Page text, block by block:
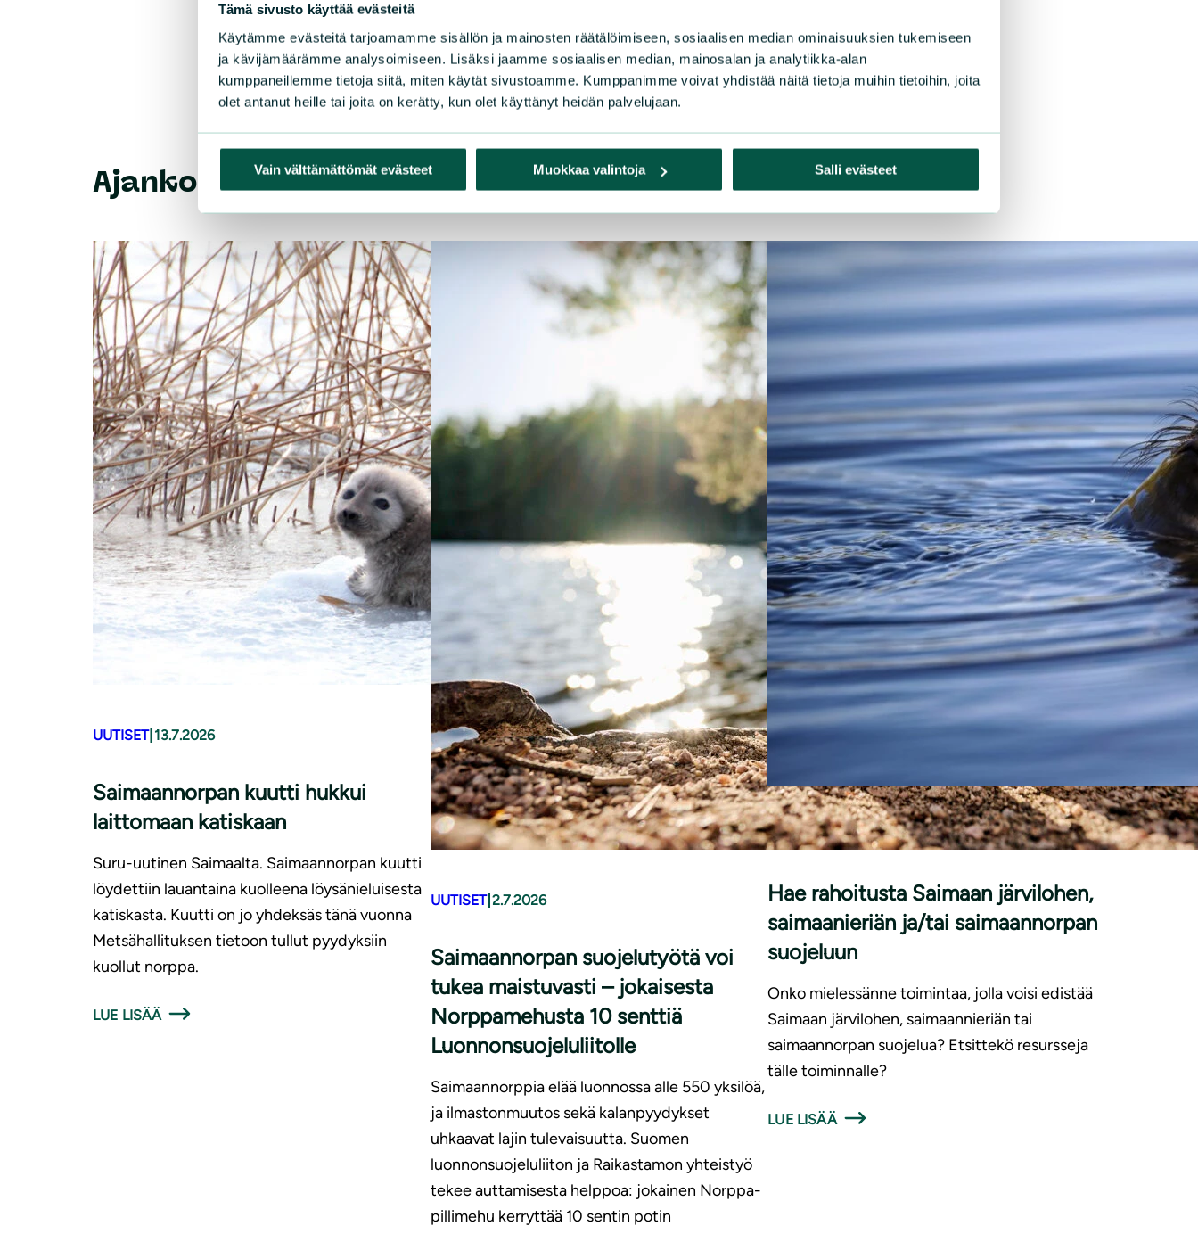
Tämä sivusto käyttää evästeitä
Käytämme evästeitä tarjoamamme sisällön ja mainosten räätälöimiseen, sosiaalisen median ominaisuuksien tukemiseen
ja kävijämäärämme analysoimiseen. Lisäksi jaamme sosiaalisen median, mainosalan ja analytiikka-alan
kumppaneillemme tietoja siitä, miten käytät sivustoamme. Kumppanimme voivat yhdistää näitä tietoja muihin tietoihin, joita
olet antanut heille tai joita on kerätty, kun olet käyttänyt heidän palvelujaan.
Vain välttämättömät evästeet Muokkaa valintoja Salli evästeet
Norppatietoa on tarjolla monella kielellä. Kuva: Hanne Kosonen
Ajankohtaista
UUTISET| 13.7.2026
Saimaannorpan kuutti hukkui
laittomaan katiskaan
Suru-uutinen Saimaalta. Saimaannorpan kuutti
löydettiin lauantaina kuolleena löysänieluisesta
katiskasta. Kuutti on jo yhdeksäs tänä vuonna
Metsähallituksen tietoon tullut pyydyksiin
kuollut norppa.
LUE LISÄÄ
UUTISET| 2.7.2026
Saimaannorpan suojelutyötä voi
tukea maistuvasti – jokaisesta
Norppamehusta 10 senttiä
Luonnonsuojeluliitolle
Saimaannorppia elää luonnossa alle 550 yksilöä,
ja ilmastonmuutos sekä kalanpyydykset
uhkaavat lajin tulevaisuutta. Suomen
luonnonsuojeluliiton ja Raikastamon yhteistyö
tekee auttamisesta helppoa: jokainen Norppa-
pillimehu kerryttää 10 sentin potin
UUTISET|9.6.2026
Hae rahoitusta Saimaan järvilohen,
saimaanieriän ja/tai saimaannorpan
suojeluun
Onko mielessänne toimintaa, jolla voisi edistää
Saimaan järvilohen, saimaannieriän tai
saimaannorpan suojelua? Etsittekö resursseja
tälle toiminnalle?
LUE LISÄÄ